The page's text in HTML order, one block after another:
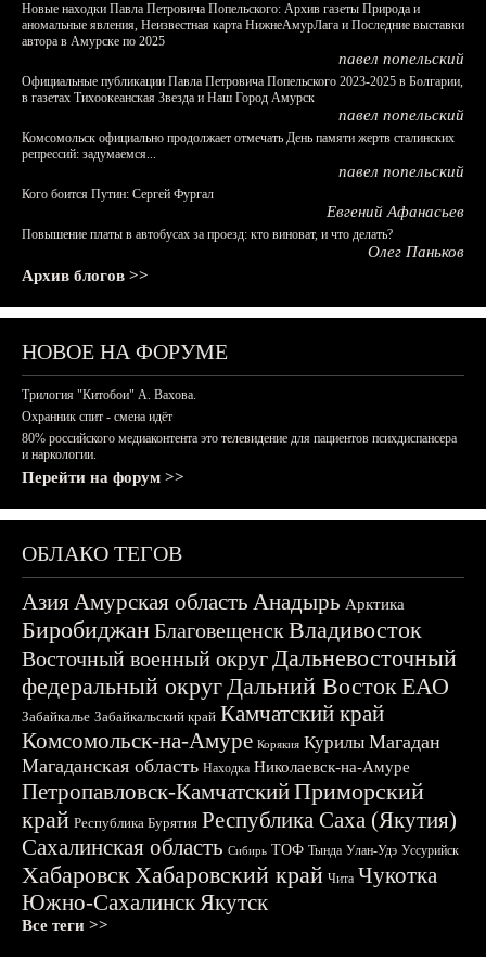
Новые находки Павла Петровича Попельского: Архив газеты Природа и
аномальные явления, Неизвестная карта НижнеАмурЛага и Последние выставки
автора в Амурске по 2025
павел попельский
Официальные публикации Павла Петровича Попельского 2023-2025 в Болгарии,
в газетах Тихоокеанская Звезда и Наш Город Амурск
павел попельский
Комсомольск официально продолжает отмечать День памяти жертв сталинских
репрессий: задумаемся...
павел попельский
Кого боится Путин: Сергей Фургал
Евгений Афанасьев
Повышение платы в автобусах за проезд: кто виноват, и что делать?
Олег Паньков
Архив блогов >>
НОВОЕ НА ФОРУМЕ
Трилогия "Китобои" А. Вахова.
Охранник спит - смена идёт
80% российского медиаконтента это телевидение для пациентов психдиспансера
и наркологии.
Перейти на форум >>
ОБЛАКО ТЕГОВ
АзияАмурская область Анадырь Арктика
БиробиджанБлаговещенскВладивосток
Восточный военный округДальневосточный
федеральный округДальний ВостокЕАО
Забайкалье Забайкальский край Камчатский край
Комсомольск-на-Амуре Корякия Курилы Магадан
Магаданская область Находка Николаевск-на-Амуре
Петропавловск-КамчатскийПриморский
край Республика Бурятия Республика Саха (Якутия)
Сахалинская область Сибирь ТОФ Тында Улан-Удэ Уссурийск
ХабаровскХабаровский край Чита Чукотка
Южно-СахалинскЯкутск
Все теги >>